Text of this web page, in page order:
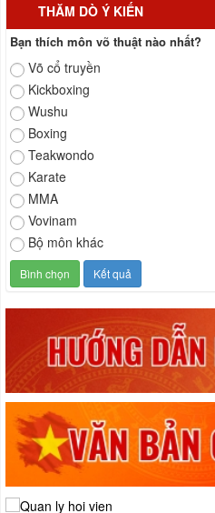
Kế hoạch tổ chức Giải Vô địch
thứ II năm 2026
Câu lạc bộ Thành Hạnh – đơn vị
quản lý chuyên môn tại Gia Lai
Gia Lai hoàn thiện chính sách
tạo động lực phát triển toàn diện
Gia Lai tăng cường công tác
cổ truyền
Số hóa – hướng đi tất yếu trong
cổ truyền
Đêm Võ đài Bình Định – Tuần lễ
2026
THĂM DÒ Ý KIẾN
Bạn thích môn võ thuật nào nhất?
Võ cổ truyền
Kickboxing
Wushu
Boxing
Teakwondo
Karate
MMA
Vovinam
Bộ môn khác